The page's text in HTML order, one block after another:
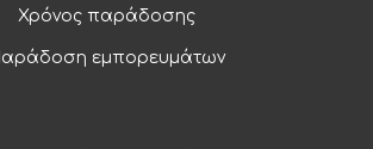
Χρόνος παράδοσης
εμπορευμάτων